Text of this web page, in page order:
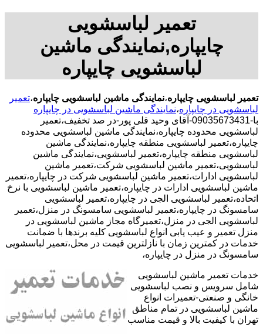
تعمیر لباسشویی
چایپاره,نمایندگی ماشین
لباسشویی چایپاره
تعمیر لباسشویی چایپاره،نمایندگی ماشین لباسشویی چایپاره،تعمیر
لباسشویی در چایپاره،نمایندگی ماشین لباسشویی در چایپاره
با-09035673431-آقای وحید قلی پور-در صد تخفیف،تعمیر
لباسشویی محدوده چایپاره،نمایندگی ماشین لباسشویی محدوده
چایپاره،تعمیر لباسشویی منطقه چایپاره،نمایندگی ماشین
لباسشویی منطقه چایپاره،تعمیر لباسشویی،نمایندگی ماشین
لباسشویی،تعمیر ماشین لباسشویی شرکت،تعمیر ماشین
لباسشویی ادارات،تعمیر ماشین لباسشویی شرکت در چایپاره،تعمیر
ماشین لباسشویی ادارات در چایپاره،تعمیر ماشین لباسشویی با نرخ
اتحاده،تعمیر لباسشویی الجی در چایپاره،تعمیر لباسشویی
سامسونگ در چایپاره،تعمیر لباسشویی سامسونگ در منزل،تعمیر
لباسشویی الجی در منزل،تعمیرگاه مجاز ماشین لباسشویی در
منزل تعمیر و عیب یابی انواع لباسشویی کلیه برندها با ضمانت
خدمات در کمترین زمان با نازلترین قیمت در محل،تعمیر لباسشویی
سامسونگ در منزل در چایپاره،
خدمات تعمیر ماشین لباسشویی
شامل سرویس و نصب لباسشویی
خانگی و صنعتی-تعمیرات انواع
ماشین لباسشویی در تمام مناطق
تهران با کیفیت بالا و قیمت مناسب